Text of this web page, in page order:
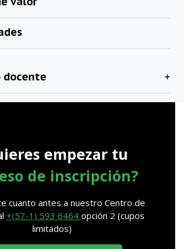
docente
empezar tu
de inscripción?
cuanto antes a nuestro Centro de
+(57-1) 593 6464 opción 2 (cupos
limitados)